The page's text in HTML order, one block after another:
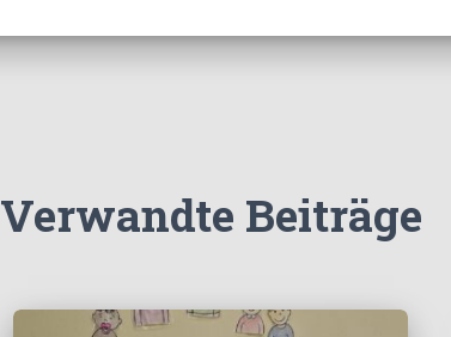
Verwandte Beiträge